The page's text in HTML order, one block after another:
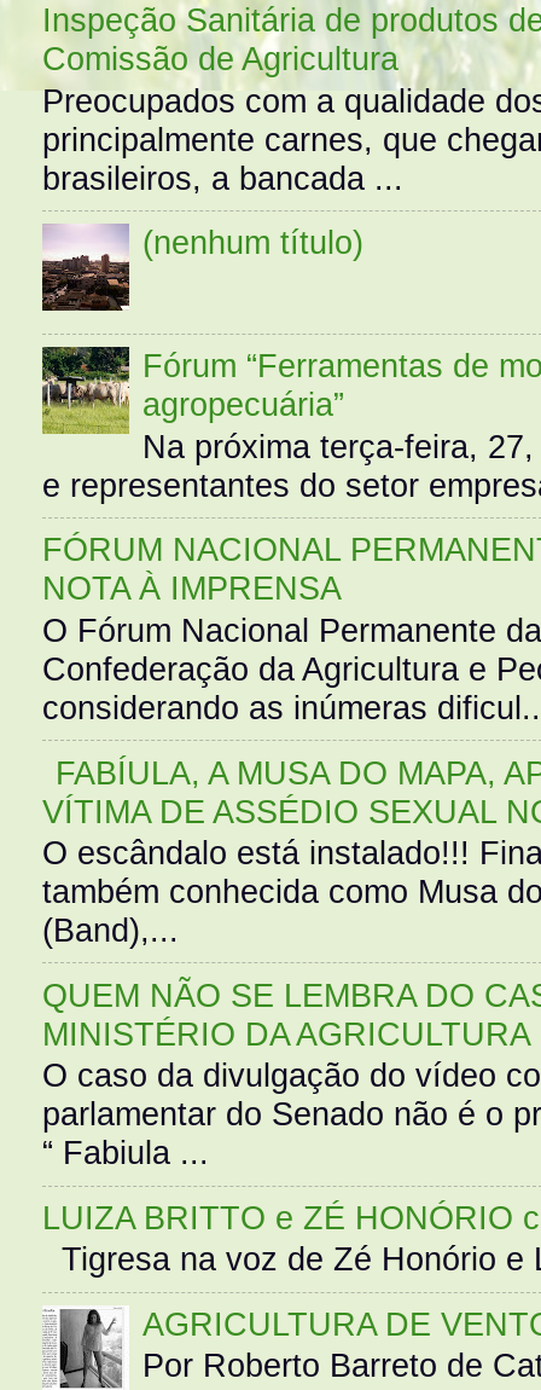
Inspeção Sanitária de produtos
Comissão de Agricultura
Preocupados com a qualidade
principalmente carnes, que
brasileiros, a bancada ...
(nenhum título)
Fórum “Ferramentas de
agropecuária”
Na próxima terça-feira,
e representantes do setor
FÓRUM NACIONAL
NOTA À IMPRENSA
O Fórum Nacional Permanente
Confederação da Agricultura e
considerando as inúmeras
FABÍULA, A MUSA DO MAPA,
VÍTIMA DE ASSÉDIO SEXUAL
O escândalo está instalado!!!
também conhecida como Musa
(Band),...
QUEM NÃO SE LEMBRA DO
MINISTÉRIO DA AGRICULTURA
O caso da divulgação do vídeo
parlamentar do Senado não é o
“ Fabiula ...
LUIZA BRITTO e ZÉ HONÓRIO
Tigresa na voz de Zé Honório
AGRICULTURA DE
Por Roberto Barreto de